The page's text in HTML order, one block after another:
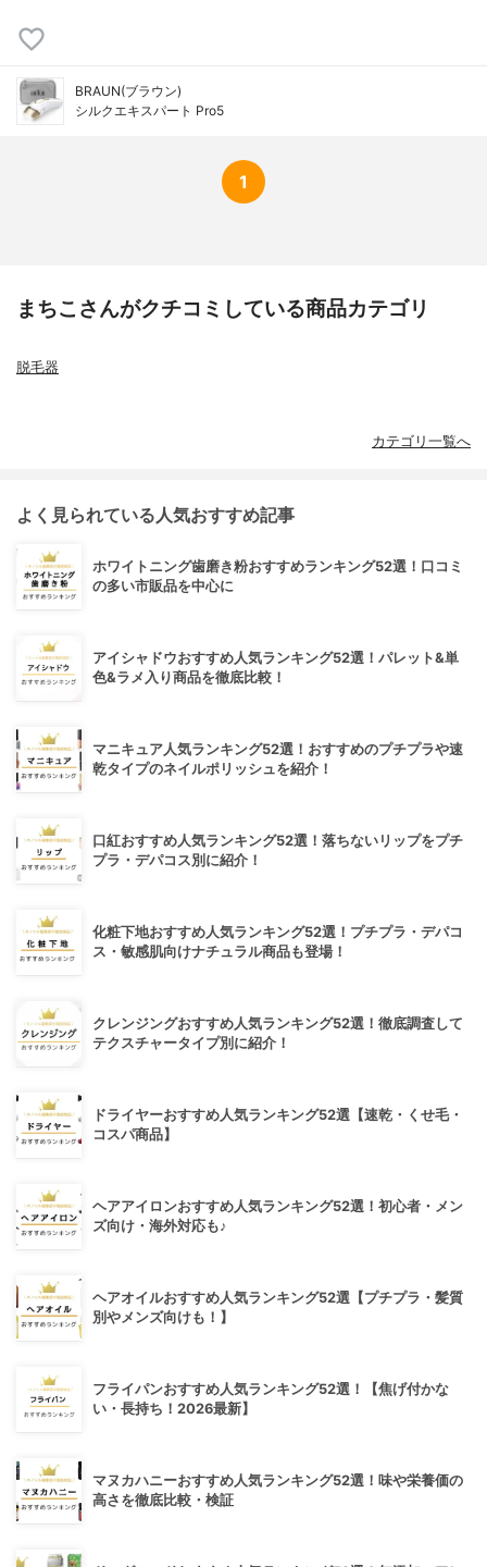
BRAUN(ブラウン)
シルクエキスパート Pro5
1
まちこさんがクチコミしている商品カテゴリ
脱毛器
カテゴリ一覧へ
よく見られている人気おすすめ記事
ホワイトニング歯磨き粉おすすめランキング52選！口コミ
の多い市販品を中心に
アイシャドウおすすめ人気ランキング52選！パレット&単
色&ラメ入り商品を徹底比較！
マニキュア人気ランキング52選！おすすめのプチプラや速
乾タイプのネイルポリッシュを紹介！
口紅おすすめ人気ランキング52選！落ちないリップをプチ
プラ・デパコス別に紹介！
化粧下地おすすめ人気ランキング52選！プチプラ・デパコ
ス・敏感肌向けナチュラル商品も登場！
クレンジングおすすめ人気ランキング52選！徹底調査して
テクスチャータイプ別に紹介！
ドライヤーおすすめ人気ランキング52選【速乾・くせ毛・
コスパ商品】
ヘアアイロンおすすめ人気ランキング52選！初心者・メン
ズ向け・海外対応も♪
ヘアオイルおすすめ人気ランキング52選【プチプラ・髪質
別やメンズ向けも！】
フライパンおすすめ人気ランキング52選！【焦げ付かな
い・長持ち！2026最新】
マヌカハニーおすすめ人気ランキング52選！味や栄養価の
高さを徹底比較・検証